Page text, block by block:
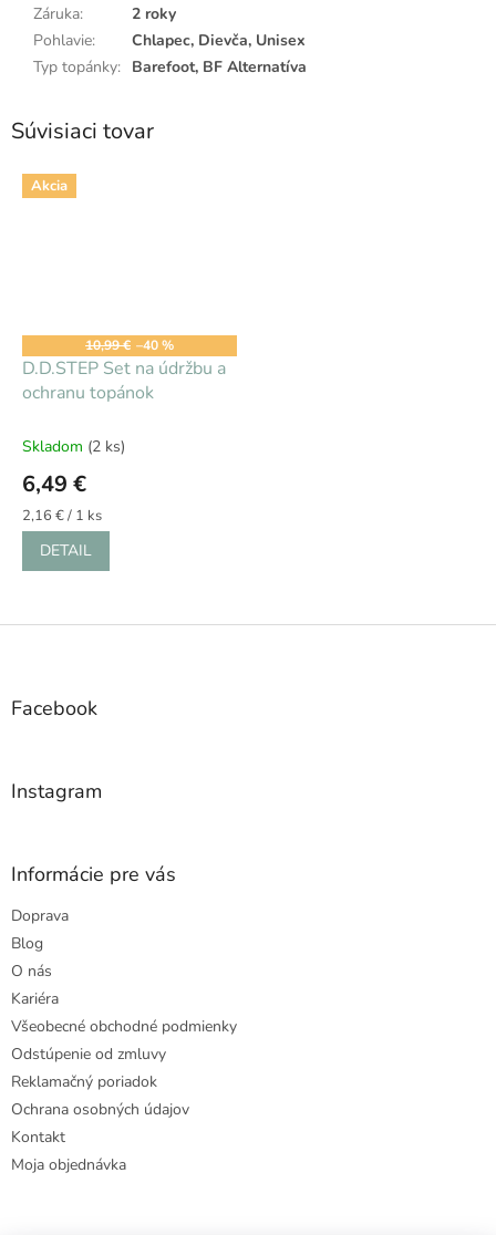
Záruka:
2 roky
Pohlavie:
Chlapec, Dievča, Unisex
Typ topánky: Barefoot, BF Alternatíva
Súvisiaci tovar
Akcia
10,99 € –40 %
D.D.STEP Set na údržbu a
ochranu topánok
Skladom (2 ks)
6,49 €
Jednotková
cena:
2,16 € / 1 ks
DETAIL
Z
Facebook
Instagram
Informácie pre vás
Doprava
Blog
O nás
Kariéra
Všeobecné obchodné podmienky
Odstúpenie od zmluvy
Reklamačný poriadok
Ochrana osobných údajov
Kontakt
Moja objednávka